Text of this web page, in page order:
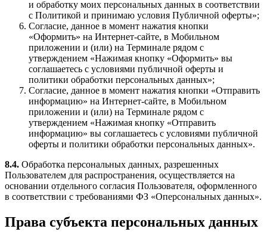
и обработку моих персональных данных в соответствии
с Политикой и принимаю условия Публичной оферты»;
Согласие, данное в момент нажатия кнопки
«Оформить» на Интернет-сайте, в Мобильном
приложении и (или) на Терминале рядом с
утверждением «Нажимая кнопку «Оформить» вы
соглашаетесь с условиями публичной оферты и
политики обработки персональных данных»;
Согласие, данное в момент нажатия кнопки «Отправить
информацию» на Интернет-сайте, в Мобильном
приложении и (или) на Терминале рядом с
утверждением «Нажимая кнопку «Отправить
информацию» вы соглашаетесь с условиями публичной
оферты и политики обработки персональных данных».
8.4. Обработка персональных данных, разрешенных
Пользователем для распространения, осуществляется на
основании отдельного согласия Пользователя, оформленного
в соответствии с требованиями ФЗ «Оперсональных данных».
Права субъекта персональных данных